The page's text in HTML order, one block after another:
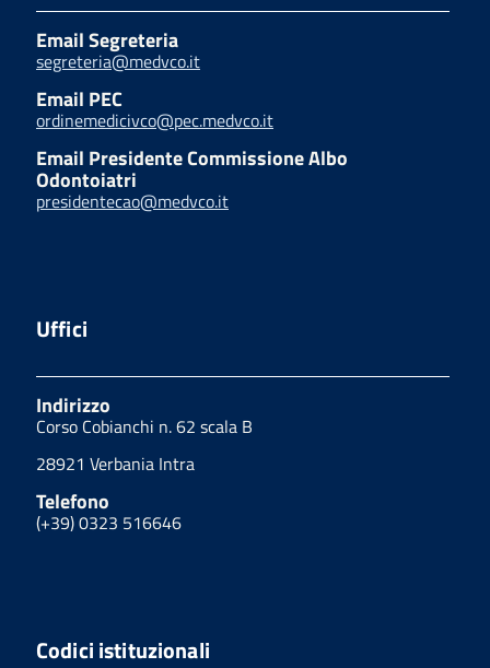
Email Segreteria
segreteria@medvco.it
Email PEC
ordinemedicivco@pec.medvco.it
Email Presidente Commissione Albo
Odontoiatri
presidentecao@medvco.it
Uffici
Indirizzo
Corso Cobianchi n. 62 scala B
28921 Verbania Intra
Telefono
(+39) 0323 516646
Codici istituzionali